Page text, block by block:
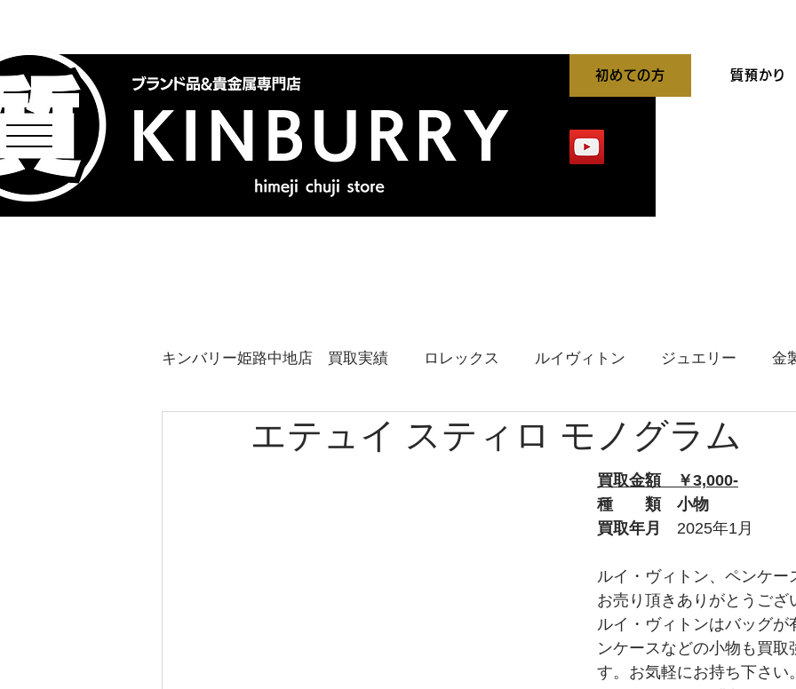
初めての方 質預かり
キンバリー姫路中地店 買取実績 ロレックス ルイヴィトン ジュエリー 金
エルメス カルティエ ブルガリ 時計 グッチ バーバリー
チューダー トムフォード
ティファニー ウブロ
タグホイヤー ロエベ
エテュイ スティロ モノグラム
買取金額　￥3,000-
種　　類　小物
買取年月 2025年1月
ルイ・ヴィトン、ペンケー
お売り頂きありがとうござ
ルイ・ヴィトンはバッグが
ンケースなどの小物も買取
す。お気軽にお持ち下さい